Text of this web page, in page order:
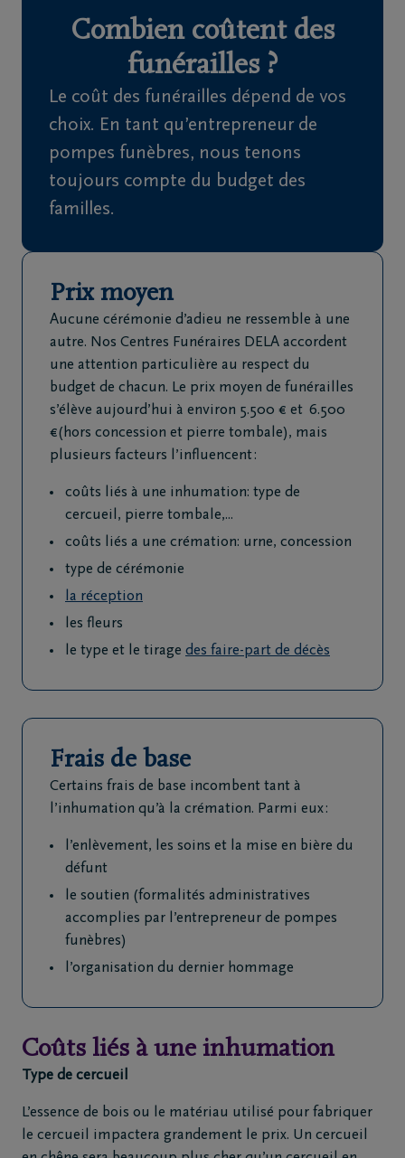
Organiser
des
funérailles
Avis
décès
Nos
centres
funéraires
Questions
fréquemment
posées
Assistance
en cas de
24h/24
+32
79
Combien coûtent des
funérailles ?
Le coût des funérailles dépend de vos
choix. En tant qu’entrepreneur de
pompes funèbres, nous tenons
toujours compte du budget des
familles.
Prix moyen
Aucune cérémonie d’adieu ne ressemble à une
autre. Nos Centres Funéraires DELA accordent
une attention particulière au respect du
budget de chacun. Le prix moyen de funérailles
s’élève aujourd’hui à environ 5.500 € et 6.500
€(hors concession et pierre tombale), mais
plusieurs facteurs l’influencent :
coûts liés à une inhumation: type de
cercueil, pierre tombale,...
coûts liés a une crémation: urne, concession
type de cérémonie
la réception
les fleurs
le type et le tirage des faire-part de décès
Frais de base
Certains frais de base incombent tant à
l’inhumation qu’à la crémation. Parmi eux :
l’enlèvement, les soins et la mise en bière du
défunt
le soutien (formalités administratives
accomplies par l’entrepreneur de pompes
funèbres)
l’organisation du dernier hommage
Coûts liés à une inhumation
Type de cercueil
L’essence de bois ou le matériau utilisé pour fabriquer
le cercueil impactera grandement le prix. Un cercueil